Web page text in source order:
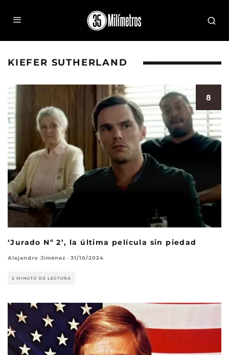
KIEFER SUTHERLAND
8
‘Jurado Nº 2’, la última película sin piedad
Alejandro Jiménez · 31/10/2024
2 MINUTO DE LECTURA